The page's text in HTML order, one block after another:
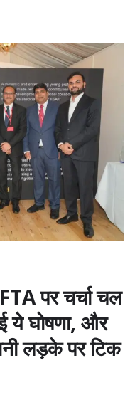
पर चर्चा चल
ये घोषणा, और
लड़के पर टिक